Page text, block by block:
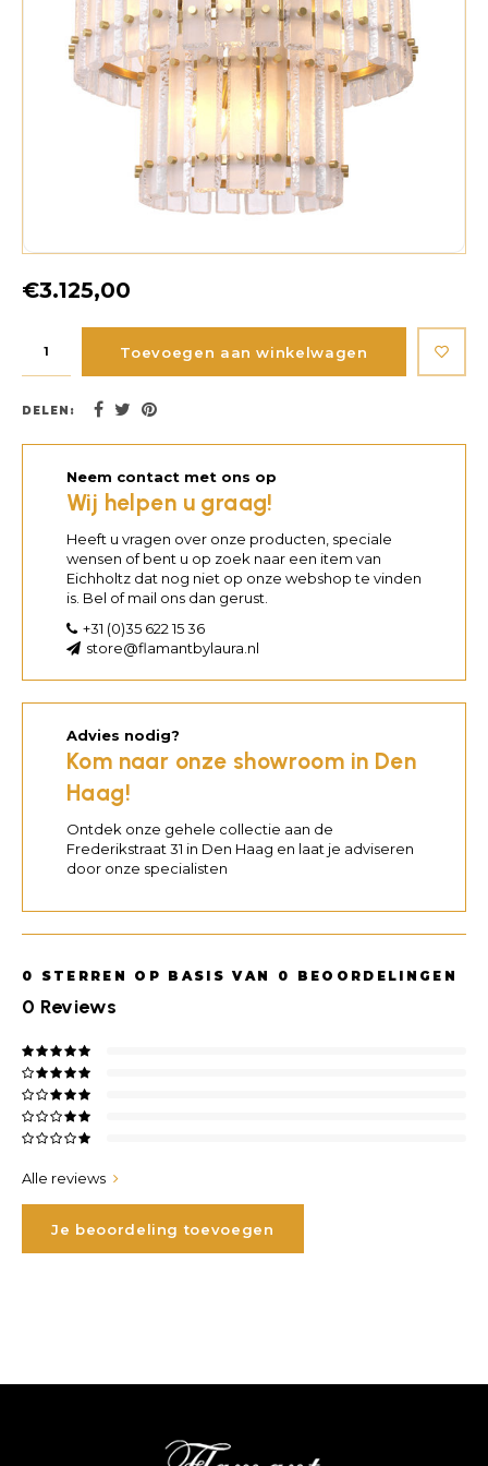
€3.125,00
Toevoegen aan winkelwagen
DELEN:
Neem contact met ons op
Wij helpen u graag!
Heeft u vragen over onze producten, speciale
wensen of bent u op zoek naar een item van
Eichholtz dat nog niet op onze webshop te vinden
is. Bel of mail ons dan gerust.
+31 (0)35 622 15 36
store@flamantbylaura.nl
Advies nodig?
Kom naar onze showroom in Den
Haag!
Ontdek onze gehele collectie aan de
Frederikstraat 31 in Den Haag en laat je adviseren
door onze specialisten
0 STERREN OP BASIS VAN 0 BEOORDELINGEN
0 Reviews
Alle reviews
Je beoordeling toevoegen